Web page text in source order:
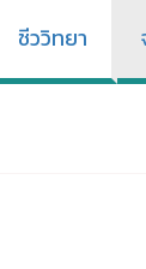
ชีววิทยา